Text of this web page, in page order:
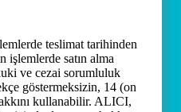
teslimat tarihinden
işlemlerde satın alma
ve cezai sorumluluk
göstermeksizin, 14 (on
kullanabilir. ALICI,